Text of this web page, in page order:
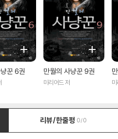
꾼 6권 만월의 사냥꾼 9권
미리어드 저
리뷰/한줄평 0/0